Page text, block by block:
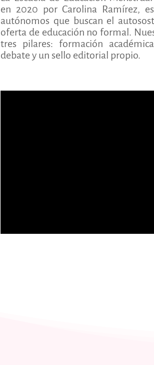
en 2020 por Carolina Ramírez,
autónomos que buscan el
oferta de educación no formal.
tres pilares: formación
debate y un sello editorial propio.